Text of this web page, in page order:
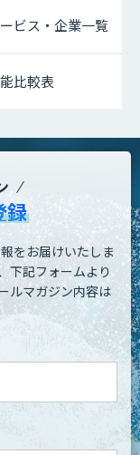
ビス・企業一覧
比較表
録
をお届けいたしま
下記フォームより
ルマガジン内容は